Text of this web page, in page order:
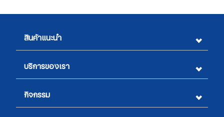
สินค้าแนะนำ
บริการของเรา
กิจกรรม